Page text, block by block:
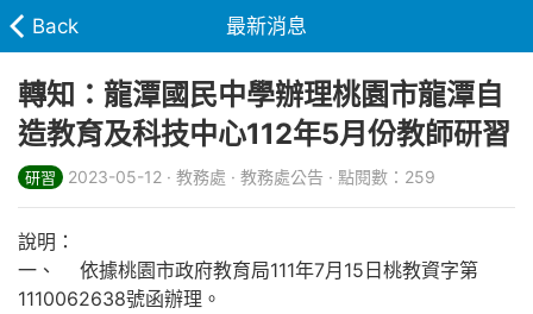
Back 最新消息
轉知：龍潭國民中學辦理桃園市龍潭自
造教育及科技中心112年5月份教師研習
研習 2023-05-12 · 教務處 · 教務處公告 · 點閱數：259
說明：
一、 依據桃園市政府教育局111年7月15日桃教資字第
1110062638號函辦理。